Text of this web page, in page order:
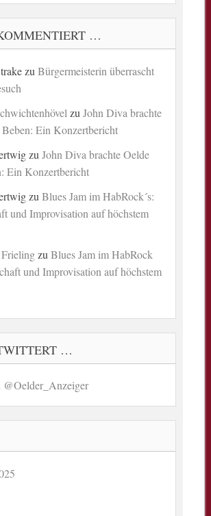
…
zuBürgermeisterin überrascht
zuJohn Diva brachte
Ein Konzertbericht
zuJohn Diva brachte Oelde
Ein Konzertbericht
zuBlues Jam im HabRock´s:
und Improvisation auf höchstem
zuBlues Jam im HabRock
und Improvisation auf höchstem
…
@Oelder_Anzeiger